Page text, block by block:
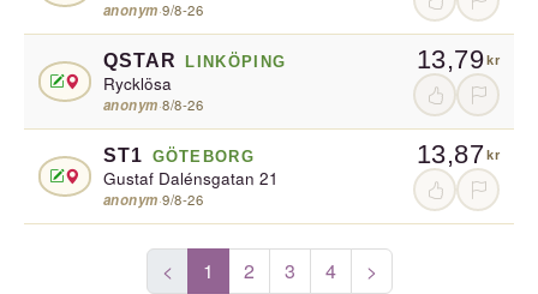
anonym·9/8-26
QSTAR LINKÖPING
Rycklösa
anonym·8/8-26
13,79kr
ST1 GÖTEBORG
Gustaf Dalénsgatan 21
anonym·9/8-26
13,87kr
< 1 2 3 4 >